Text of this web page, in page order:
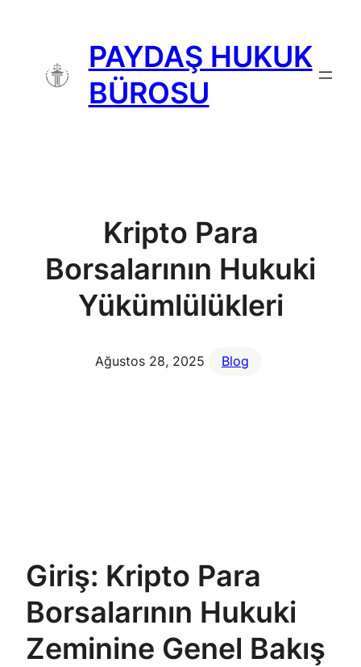
PAYDAŞ HUKUK
BÜROSU
Kripto Para
Borsalarının Hukuki
Yükümlülükleri
Ağustos 28, 2025 Blog
Giriş: Kripto Para
Borsalarının Hukuki
Zeminine Genel Bakış